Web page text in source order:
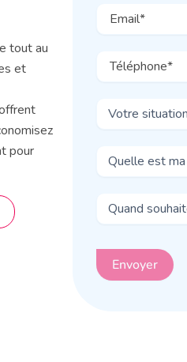
tout au
et
pour